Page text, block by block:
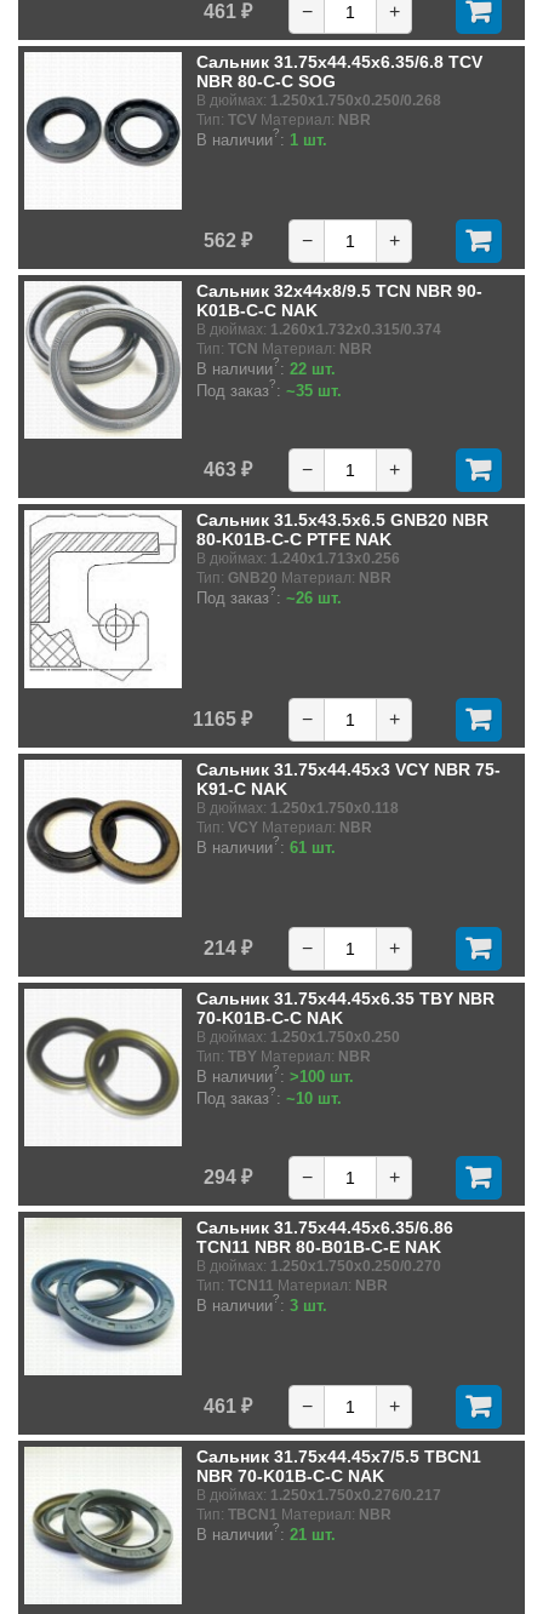
461 ₽ − +
Сальник 31.75x44.45x6.35/6.8 TCV
NBR 80-C-C SOG
В дюймах: 1.250x1.750x0.250/0.268
Тип: TCV Материал: NBR
В наличии?: 1 шт.
562 ₽ − +
Сальник 32x44x8/9.5 TCN NBR 90-
K01B-C-C NAK
В дюймах: 1.260x1.732x0.315/0.374
Тип: TCN Материал: NBR
В наличии?: 22 шт.
Под заказ?: ~35 шт.
463 ₽ − +
Сальник 31.5x43.5x6.5 GNB20 NBR
80-K01B-C-C PTFE NAK
В дюймах: 1.240x1.713x0.256
Тип: GNB20 Материал: NBR
Под заказ?: ~26 шт.
1165 ₽ − +
Сальник 31.75x44.45x3 VCY NBR 75-
K91-C NAK
В дюймах: 1.250x1.750x0.118
Тип: VCY Материал: NBR
В наличии?: 61 шт.
214 ₽ − +
Сальник 31.75x44.45x6.35 TBY NBR
70-K01B-C-C NAK
В дюймах: 1.250x1.750x0.250
Тип: TBY Материал: NBR
В наличии?: >100 шт.
Под заказ?: ~10 шт.
294 ₽ − +
Сальник 31.75x44.45x6.35/6.86
TCN11 NBR 80-B01B-C-E NAK
В дюймах: 1.250x1.750x0.250/0.270
Тип: TCN11 Материал: NBR
В наличии?: 3 шт.
461 ₽ − +
Сальник 31.75x44.45x7/5.5 TBCN1
NBR 70-K01B-C-C NAK
В дюймах: 1.250x1.750x0.276/0.217
Тип: TBCN1 Материал: NBR
В наличии?: 21 шт.